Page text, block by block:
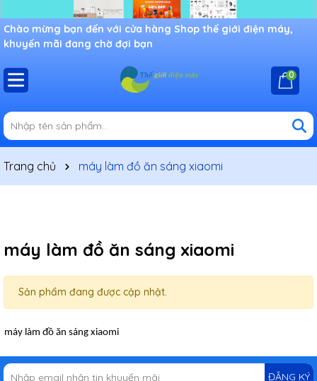
Chào mừng bạn đến với cửa hàng Shop thế giới điện máy,
khuyến mãi đang chờ đợi bạn
0
Trang chủ máy làm đồ ăn sáng xiaomi
máy làm đồ ăn sáng xiaomi
Sản phẩm đang được cập nhật.
máy làm đồ ăn sáng xiaomi
ĐĂNG KÝ